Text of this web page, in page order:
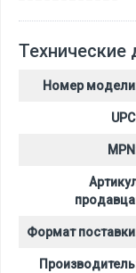
Технические
Номер
Формат